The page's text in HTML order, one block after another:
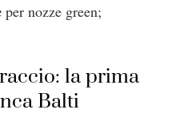
per nozze green;
la prima
Balti